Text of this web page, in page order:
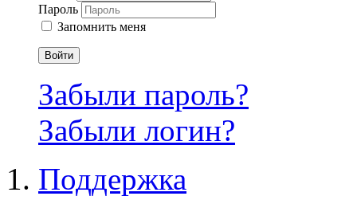
Пароль
Запомнить меня
Войти
Забыли пароль?
Забыли логин?
Поддержка